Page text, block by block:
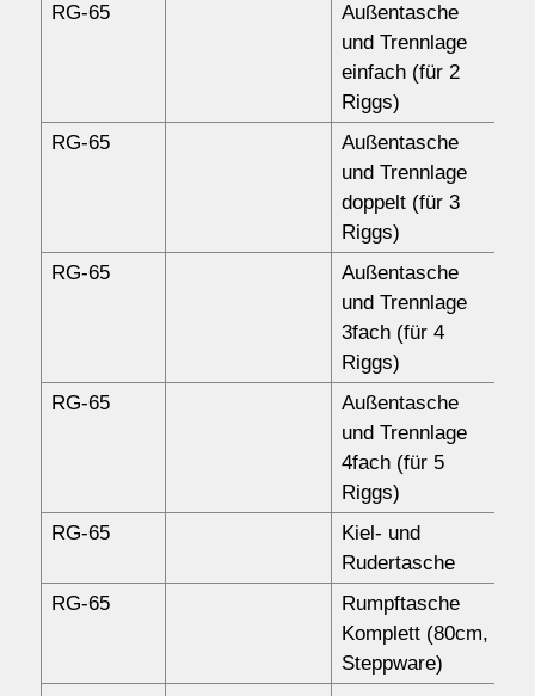
RG-65
Außentasche
und Trennlage
einfach (für 2
Riggs)
RG-65
Außentasche
und Trennlage
doppelt (für 3
Riggs)
RG-65
Außentasche
und Trennlage
3fach (für 4
Riggs)
RG-65
Außentasche
und Trennlage
4fach (für 5
Riggs)
RG-65
Kiel- und
Rudertasche
RG-65
Rumpftasche
Komplett (80cm,
Steppware)